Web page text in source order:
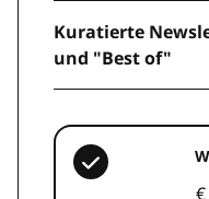
Kuratierte
und "Best of"
€